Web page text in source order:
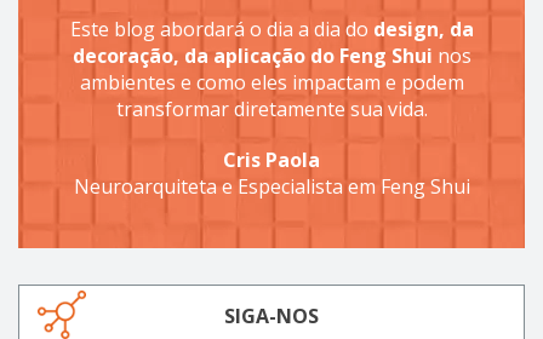
Este blog abordará o dia a dia do design, da
decoração, da aplicação do Feng Shui nos
ambientes e como eles impactam e podem
transformar diretamente sua vida.
Cris Paola
Neuroarquiteta e Especialista em Feng Shui
SIGA-NOS